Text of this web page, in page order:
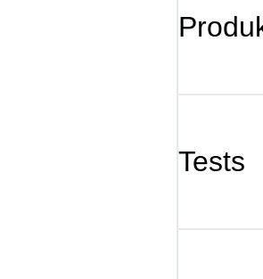
Tests